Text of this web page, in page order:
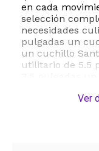
en cada
selección
necesidades
pulgadas un
un cuchillo
utilitario de 5.5
de 4.5
Ver